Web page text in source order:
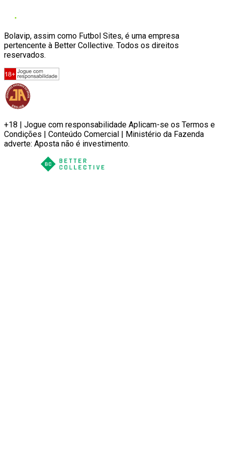
Bolavip, assim como Futbol Sites, é uma empresa
pertencente à Better Collective. Todos os direitos
reservados.
+18 | Jogue com responsabilidade Aplicam-se os Termos e
Condições | Conteúdo Comercial | Ministério da Fazenda
adverte: Aposta não é investimento.